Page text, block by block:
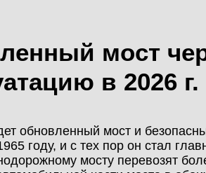
КАЧЕСТВО
МОНТАЖ
КОНТАКТЫ
мост
в 2026 г.
обновленный мост и
году, и с тех пор он стал
мосту перевозят